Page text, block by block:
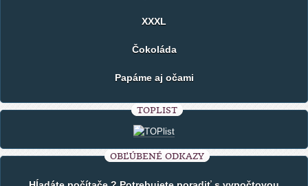
XXXL
Čokoláda
Papáme aj očami
TOPLIST
OBĽÚBENÉ ODKAZY